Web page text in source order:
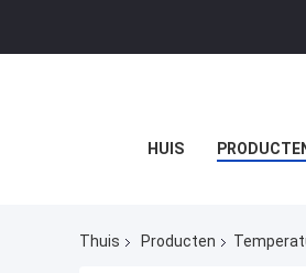
HUIS
Thuis Producten